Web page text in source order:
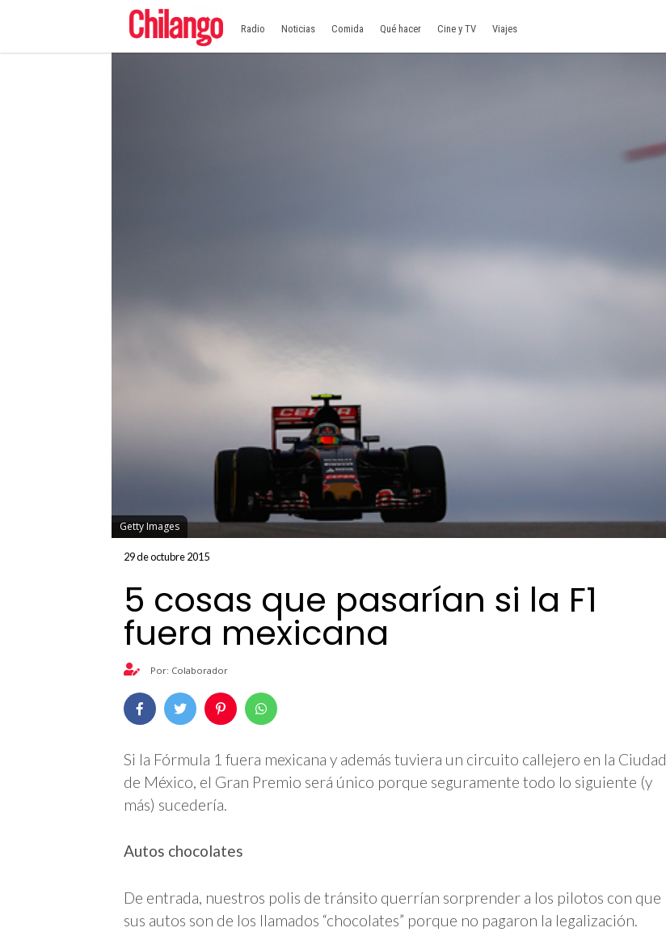
Radio Noticias Comida Qué hacer Cine y TV Viajes
Getty Images
29 de octubre 2015
5 cosas que pasarían si la F1
fuera mexicana
Por: Colaborador
Si la Fórmula 1 fuera mexicana y además tuviera un circuito callejero en la Ciudad
de México, el Gran Premio será único porque seguramente todo lo siguiente (y
más) sucedería.
Autos chocolates
De entrada, nuestros polis de tránsito querrían sorprender a los pilotos con que
sus autos son de los llamados “chocolates” porque no pagaron la legalización.